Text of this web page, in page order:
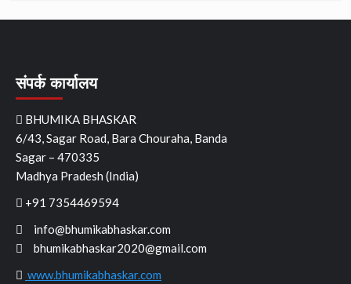
संपर्क कार्यालय
BHUMIKA BHASKAR
6/43, Sagar Road, Bara Chouraha, Banda
Sagar – 470335
Madhya Pradesh (India)
+91 7354469594
info@bhumikabhaskar.com
bhumikabhaskar2020@gmail.com
www.bhumikabhaskar.com